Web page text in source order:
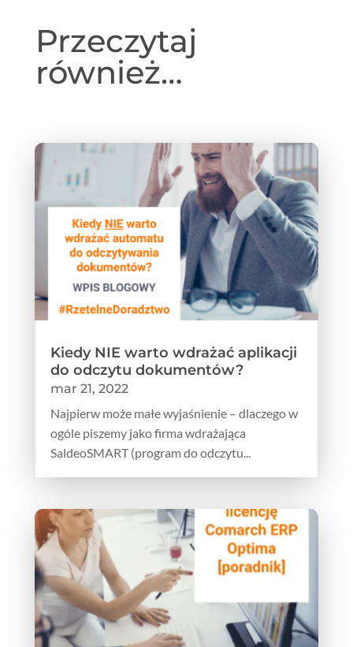
Przeczytaj
również…
Kiedy NIE warto wdrażać aplikacji
do odczytu dokumentów?
mar 21, 2022
Najpierw może małe wyjaśnienie – dlaczego w
ogóle piszemy jako firma wdrażająca
SaldeoSMART (program do odczytu...